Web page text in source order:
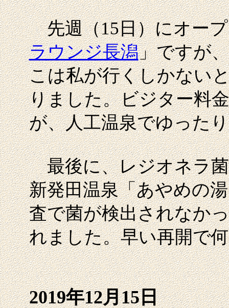
先週（15日）にオープ
ラウンジ長潟」ですが
こは私が行くしかない
りました。ビジター料
が、人工温泉でゆった
最後に、レジオネラ菌
新発田温泉「あやめの
査で菌が検出されなか
れました。早い再開で
2019年12月15日